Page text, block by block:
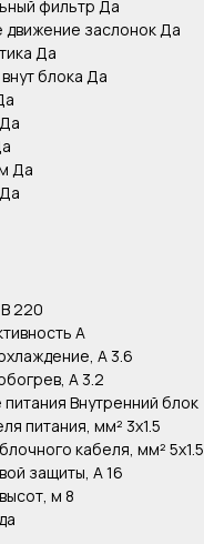
фильтр Да
заслонок Да
Да
блока Да
Да
220
A
А 3.6
А 3.2
Внутренний блок
питания, мм² 3x1.5
кабеля, мм² 5x1.5
защиты, А 16
м 8